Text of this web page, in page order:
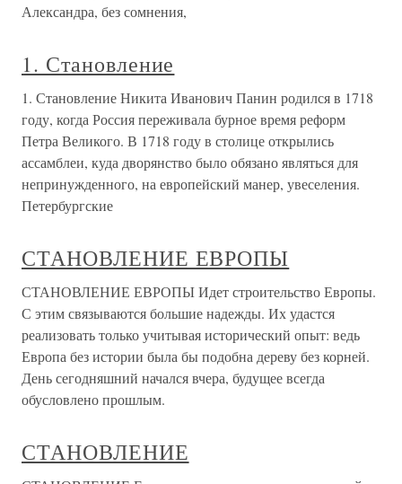
Александра, без сомнения,
1. Становление
1. Становление Никита Иванович Панин родился в 1718
году, когда Россия переживала бурное время реформ
Петра Великого. В 1718 году в столице открылись
ассамблеи, куда дворянство было обязано являться для
непринужденного, на европейский манер, увеселения.
Петербургские
СТАНОВЛЕНИЕ ЕВРОПЫ
СТАНОВЛЕНИЕ ЕВРОПЫ Идет строительство Европы.
С этим связываются большие надежды. Их удастся
реализовать только учитывая исторический опыт: ведь
Европа без истории была бы подобна дереву без корней.
День сегодняшний начался вчера, будущее всегда
обусловлено прошлым.
СТАНОВЛЕНИЕ